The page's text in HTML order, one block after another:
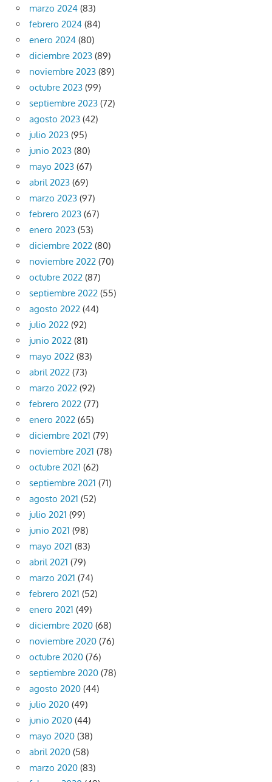
marzo 2024 (83)
febrero 2024 (84)
enero 2024 (80)
diciembre 2023 (89)
noviembre 2023 (89)
octubre 2023 (99)
septiembre 2023 (72)
agosto 2023 (42)
julio 2023 (95)
junio 2023 (80)
mayo 2023 (67)
abril 2023 (69)
marzo 2023 (97)
febrero 2023 (67)
enero 2023 (53)
diciembre 2022 (80)
noviembre 2022 (70)
octubre 2022 (87)
septiembre 2022 (55)
agosto 2022 (44)
julio 2022 (92)
junio 2022 (81)
mayo 2022 (83)
abril 2022 (73)
marzo 2022 (92)
febrero 2022 (77)
enero 2022 (65)
diciembre 2021 (79)
noviembre 2021 (78)
octubre 2021 (62)
septiembre 2021 (71)
agosto 2021 (52)
julio 2021 (99)
junio 2021 (98)
mayo 2021 (83)
abril 2021 (79)
marzo 2021 (74)
febrero 2021 (52)
enero 2021 (49)
diciembre 2020 (68)
noviembre 2020 (76)
octubre 2020 (76)
septiembre 2020 (78)
agosto 2020 (44)
julio 2020 (49)
junio 2020 (44)
mayo 2020 (38)
abril 2020 (58)
marzo 2020 (83)